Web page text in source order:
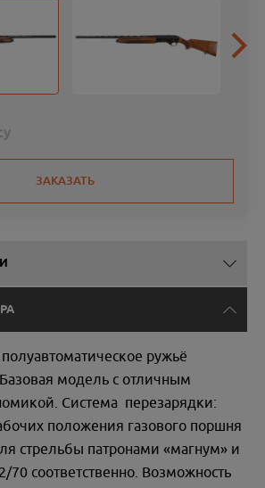
ЗАКАЗАТЬ
ружьё
модель с отличным
Система перезарядки:
положения газового поршня
стрельбы патронами «магнум» и
70 соответственно. Возможность